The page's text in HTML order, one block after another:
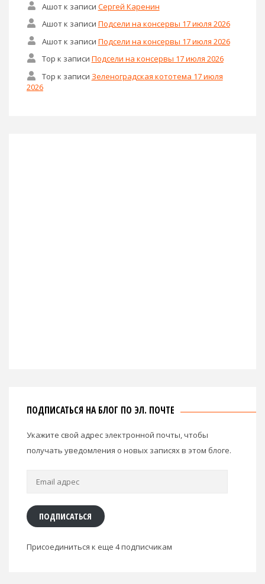
Ашотк записи Сергей Каренин
Ашотк записи Подсели на консервы 17 июля 2026
Ашотк записи Подсели на консервы 17 июля 2026
Тор к записи Подсели на консервы 17 июля 2026
Тор к записи Зеленоградская кототема 17 июля
2026
ПОДПИСАТЬСЯ НА БЛОГ ПО ЭЛ. ПОЧТЕ
Укажите свой адрес электронной почты, чтобы
получать уведомления о новых записях в этом блоге.
Email
ПОДПИСАТЬСЯ
Присоединиться к еще 4 подписчикам